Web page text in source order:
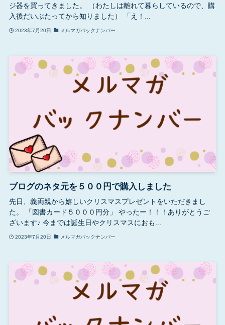
ジ器を買ってきました。 （わたしは離れて暮らしているので、購
入後だいぶたってから知りました） 「え！...
2023年7月20日 メルマガバックナンバー
ブログのネタ元を５００円で購入しました
先日、義両親から嬉しいクリスマスプレゼントをいただきまし
た。 「図書カード５０００円分」 やったー！！！ありがとうご
ざいます♪ 今までは誕生日やクリスマスにおも...
2023年7月20日 メルマガバックナンバー